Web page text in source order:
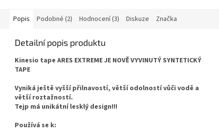
Popis Podobné (2) Hodnocení (3) Diskuze Značka
Detailní popis produktu
Kinesio tape ARES​ EXTREMEJE NOVĚ VYVINUTÝ SYNTETICKÝ
TAPE
Vyniká ještě vyšší přilnavostí, větší odolností vůči vodě a
větší roztažností.
Tejp má unikátní lesklý design!!!
Používá se k: